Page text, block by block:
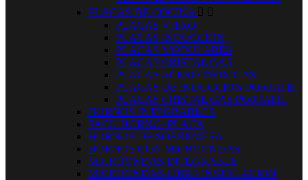
PLACAS DE COCINA  
PLACAS VITRO
PLACAS INDUCCION
PLACAS MODULARES
PLACAS CRISTAL GAS
PLACAS ACERO INOX GAS
PLACAS DE INDUCCION PORTATIL
PLACAS CRISTAL GAS PORTATIL
HORNOS INTEGRABLES
PACK HORNO+PLACA
HORNOS DE SOBREMESA
HORNOS CON MICROONDAS
MICROONDAS INTEGRABLE
MICROONDAS LIBRE INSTALACION